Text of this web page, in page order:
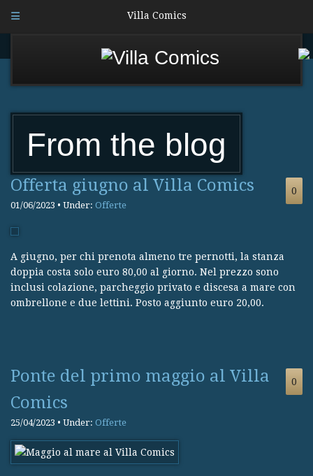
Villa Comics
From the blog
Offerta giugno al Villa Comics
01/06/2023 • Under: Offerte
0
A giugno, per chi prenota almeno tre pernotti, la stanza
doppia costa solo euro 80,00 al giorno. Nel prezzo sono
inclusi colazione, parcheggio privato e discesa a mare con
ombrellone e due lettini. Posto aggiunto euro 20,00.
Ponte del primo maggio al Villa
Comics
25/04/2023 • Under: Offerte
0